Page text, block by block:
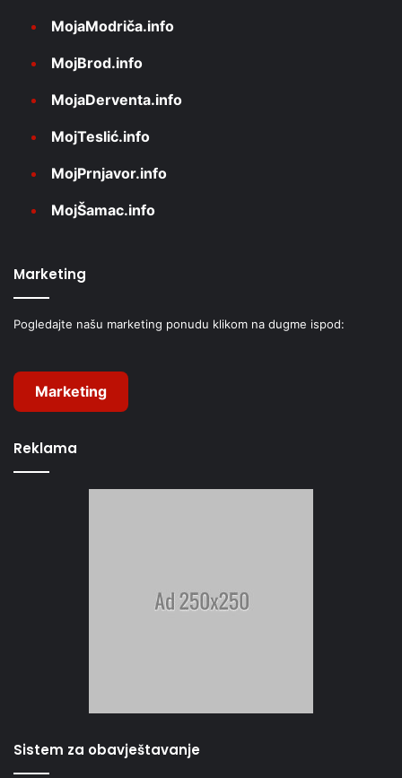
MojaModriča.info
MojBrod.info
MojaDerventa.info
MojTeslić.info
MojPrnjavor.info
MojŠamac.info
Marketing
Pogledajte našu marketing ponudu klikom na dugme ispod:
Marketing
Reklama
Sistem za obavještavanje